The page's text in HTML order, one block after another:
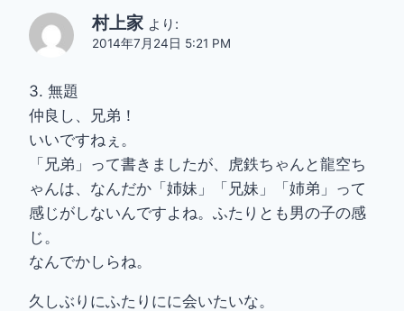
村上家 より:
2014年7月24日 5:21 PM
3. 無題
仲良し、兄弟！
いいですねぇ。
「兄弟」って書きましたが、虎鉄ちゃんと龍空ち
ゃんは、なんだか「姉妹」「兄妹」「姉弟」って
感じがしないんですよね。ふたりとも男の子の感
じ。
なんでかしらね。
久しぶりにふたりにに会いたいな。